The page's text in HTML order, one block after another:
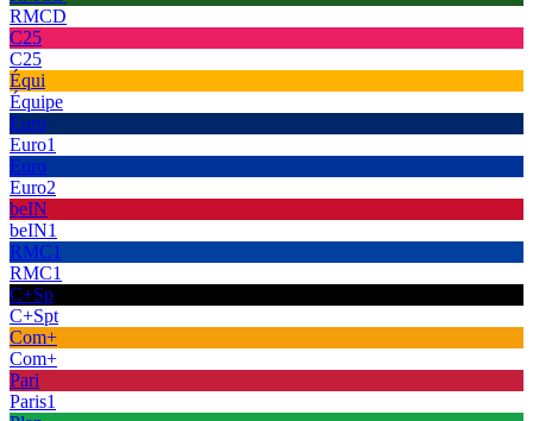
RMCD
C25
C25
Équi
Équipe
Euro
Euro1
Euro
Euro2
beIN
beIN1
RMC1
RMC1
C+Sp
C+Spt
Com+
Com+
Pari
Paris1